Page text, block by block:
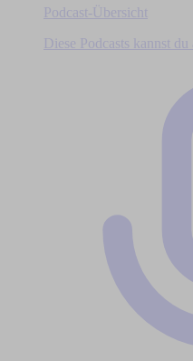
Podcast-Übersicht
Diese Podcasts kannst